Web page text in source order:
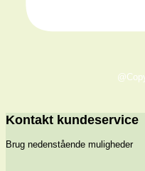
Kontakt kundeservice
Brug nedenstående muligheder